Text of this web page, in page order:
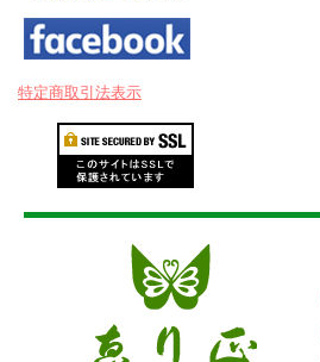
特定商取引法表示